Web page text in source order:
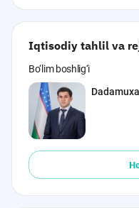
Iqtisodiy tahlil va
Bo‘lim boshlig‘i